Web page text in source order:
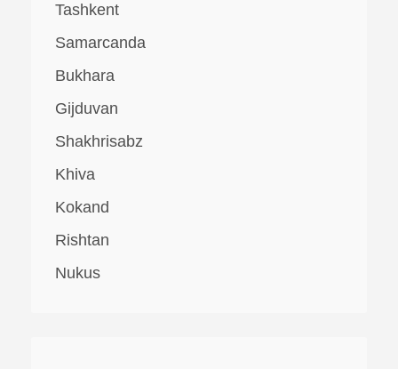
Tashkent
Samarcanda
Bukhara
Gijduvan
Shakhrisabz
Khiva
Kokand
Rishtan
Nukus